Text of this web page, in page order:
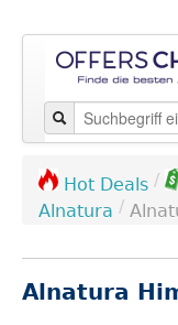
Hot Deals /
Alnatura /
Alnatura